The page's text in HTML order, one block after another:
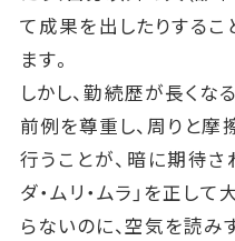
て成果を出したりする
ます。
しかし、勤続歴が長くな
前例を尊重し、周りと
行うことが、暗に期待さ
ダ・ムリ・ムラ」を正し
らないのに、空気を読み